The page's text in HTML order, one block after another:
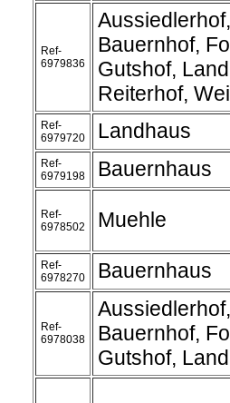
Ref-
6979836
Bauernhof,
Gutshof,
Reiterhof,
Ref-
6979720
Landhaus
Ref-
6979198
Bauernhaus
Ref-
6978502
Muehle
Ref-
6978270
Bauernhaus
Ref-
6978038
Bauernhof,
Gutshof,